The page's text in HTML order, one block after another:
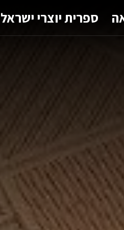
ספרית יוצרי ישראל